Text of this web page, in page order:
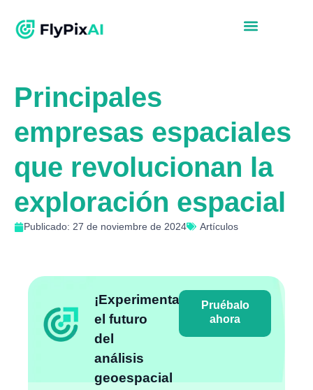
Principales
empresas espaciales
que revolucionan la
exploración espacial
Publicado: 27 de noviembre de 2024 Artículos
¡Experimenta
el futuro
del
análisis
geoespacial
Pruébalo
ahora